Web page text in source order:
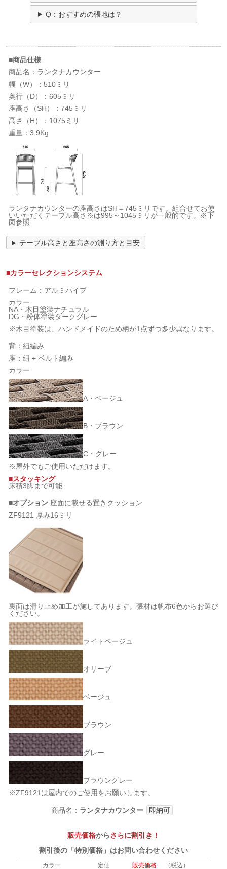
Q：おすすめの張地は？
■商品仕様
商品名：ランタナカウンター
幅（W）：510ミリ
奥行（D）：605ミリ
座高さ（SH）：745ミリ
高さ（H）：1075ミリ
重量：3.9Kg
ランタナカウンターの座高さはSH＝745ミリです。組合せてお使
いいただくテーブル高さ※は995～1045ミリが一般的です。※下
図参照
テーブル高さと座高さの測り方と目安
■カラーセレクションシステム
フレーム：アルミパイプ
カラー
NA・木目塗装ナチュラル
DG・粉体塗装ダークグレー
※木目塗装は、ハンドメイドのため柄が1点ずつ多少異なります。
背：紐編み
座：紐 + ベルト編み
カラー
A・ベージュ
B・ブラウン
C・グレー
※屋外でもご使用いただけます。
■スタッキング
床積3脚まで可能
■オプション 座面に載せる置きクッション
ZF9121 厚み16ミリ
裏面は滑り止め加工が施してあります。張材は帆布6色からお選び
ください。
ライトベージュ
オリーブ
ベージュ
ブラウン
グレー
ブラウングレー
※ZF9121は屋内でのご使用をお願いします。
商品名： ランタナカウンター 即納可
販売価格からさらに割引き！
割引後の「特別価格」はお問い合わせください
カラー 定価 販売価格 （税込）